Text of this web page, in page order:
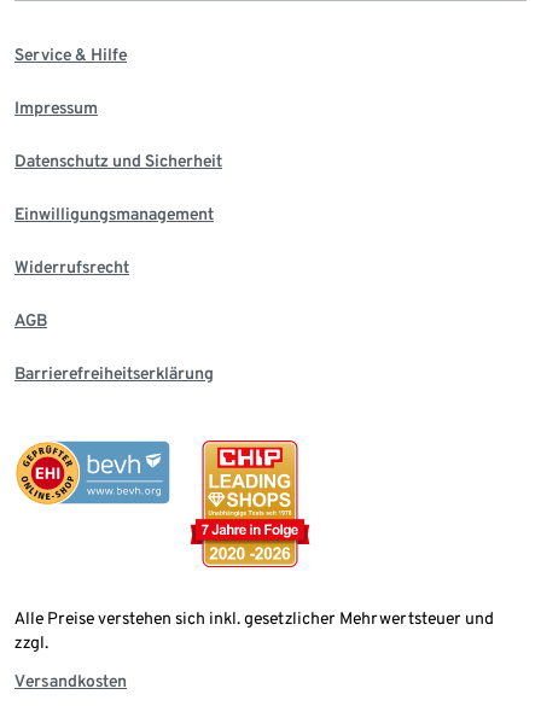
Service & Hilfe
Impressum
Datenschutz und Sicherheit
Einwilligungsmanagement
Widerrufsrecht
AGB
Barrierefreiheitserklärung
Alle Preise verstehen sich inkl. gesetzlicher Mehrwertsteuer und
zzgl.
Versandkosten